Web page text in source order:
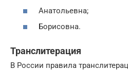
Анатольевна;
Борисовна.
Транслитерация
В России правила